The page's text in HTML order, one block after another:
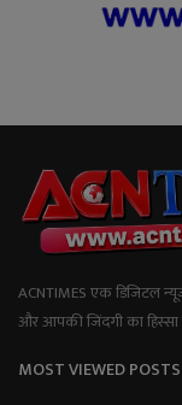
ACNTIMES एक डिजिटल
और आपकी जिंदगी का
MOST VIEWED POSTS